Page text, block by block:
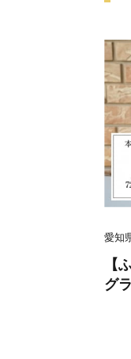
愛知
【
グ